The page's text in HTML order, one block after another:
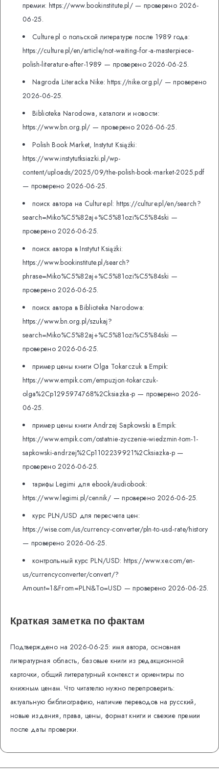
премии: https://www.bookinstitute.pl/ — проверено 2026-
06-25.
Culture.pl о польской литературе после 1989 года:
https://culture.pl/en/article/not-waiting-for-a-masterpiece-
polish-literature-after-1989 — проверено 2026-06-25.
Nagroda Literacka Nike: https://nike.org.pl/ — проверено
2026-06-25.
Biblioteka Narodowa, каталоги и новости:
https://www.bn.org.pl/ — проверено 2026-06-25.
Polish Book Market, Instytut Książki:
https://www.instytutksiazki.pl/wp-
content/uploads/2025/09/the-polish-book-market-2025.pdf
— проверено 2026-06-25.
поиск автора на Culture.pl: https://culture.pl/en/search?
search=Miko%C5%82aj+%C5%81ozi%C5%84ski —
проверено 2026-06-25.
поиск автора в Instytut Książki:
https://www.bookinstitute.pl/search?
phrase=Miko%C5%82aj+%C5%81ozi%C5%84ski —
проверено 2026-06-25.
поиск автора в Biblioteka Narodowa:
https://www.bn.org.pl/szukaj?
search=Miko%C5%82aj+%C5%81ozi%C5%84ski —
проверено 2026-06-25.
пример цены книги Olga Tokarczuk в Empik:
https://www.empik.com/empuzjon-tokarczuk-
olga%2Cp1295974768%2Cksiazka-p — проверено 2026-
06-25.
пример цены книги Andrzej Sapkowski в Empik:
https://www.empik.com/ostatnie-zyczenie-wiedzmin-tom-1-
sapkowski-andrzej%2Cp1102239921%2Cksiazka-p —
проверено 2026-06-25.
тарифы Legimi для ebook/audiobook:
https://www.legimi.pl/cennik/ — проверено 2026-06-25.
курс PLN/USD для пересчета цен:
https://wise.com/us/currency-converter/pln-to-usd-rate/history
— проверено 2026-06-25.
контрольный курс PLN/USD: https://www.xe.com/en-
us/currencyconverter/convert/?
Amount=1&From=PLN&To=USD — проверено 2026-06-25.
Краткая заметка по фактам
Подтверждено на 2026-06-25: имя автора, основная
литературная область, базовые книги из редакционной
карточки, общий литературный контекст и ориентиры по
книжным ценам. Что читателю нужно перепроверить:
актуальную библиографию, наличие переводов на русский,
новые издания, права, цены, формат книги и свежие премии
после даты проверки.